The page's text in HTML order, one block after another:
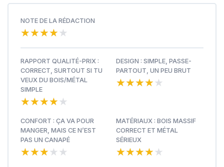
NOTE DE LA RÉDACTION
★★★★★
★★★★★
RAPPORT QUALITÉ-PRIX :
CORRECT, SURTOUT SI TU
VEUX DU BOIS/MÉTAL
SIMPLE
★★★★★
★★★★★
DESIGN : SIMPLE, PASSE-
PARTOUT, UN PEU BRUT
★★★★★
★★★★★
CONFORT : ÇA VA POUR
MANGER, MAIS CE N’EST
PAS UN CANAPÉ
★★★★★
★★★★★
MATÉRIAUX : BOIS MASSIF
CORRECT ET MÉTAL
SÉRIEUX
★★★★★
★★★★★